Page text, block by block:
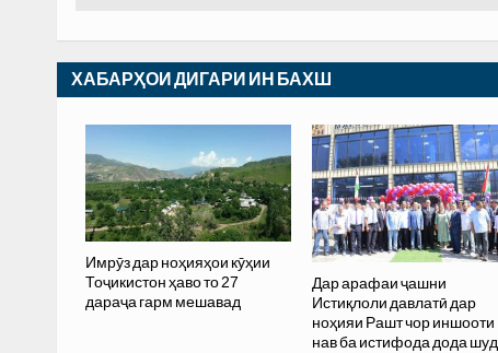
ХАБАРҲОИ ДИГАРИ ИН БАХШ
Имрӯз дар ноҳияҳои кӯҳии
Тоҷикистон ҳаво то 27
дараҷа гарм мешавад
Дар арафаи ҷашни
Истиқлоли давлатӣ дар
ноҳияи Рашт чор иншооти
нав ба истифода дода шуд